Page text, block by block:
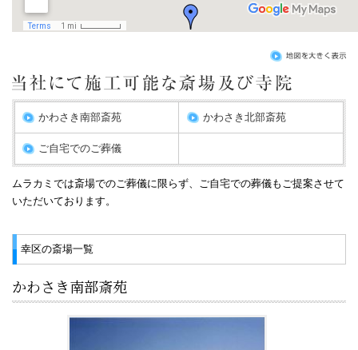
かわさき南部斎苑 かわさき北部斎苑
ご自宅でのご葬儀
ムラカミでは斎場でのご葬儀に限らず、ご自宅での葬儀もご提案させて
いただいております。
幸区の斎場一覧
かわさき南部斎苑